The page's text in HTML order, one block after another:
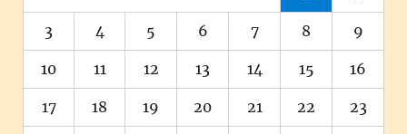
3 4 5 6 7 8 9
10 11 12 13 14 15 16
17 18 19 20 21 22 23